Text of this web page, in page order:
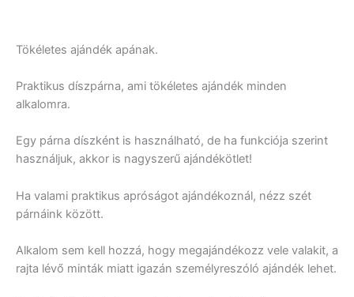
Tökéletes ajándék apának.
Praktikus díszpárna, ami tökéletes ajándék minden
alkalomra.
Egy párna díszként is használható, de ha funkciója szerint
használjuk, akkor is nagyszerű ajándékötlet!
Ha valami praktikus apróságot ajándékoznál, nézz szét
párnáink között.
Alkalom sem kell hozzá, hogy megajándékozz vele valakit, a
rajta lévő minták miatt igazán személyreszóló ajándék lehet.